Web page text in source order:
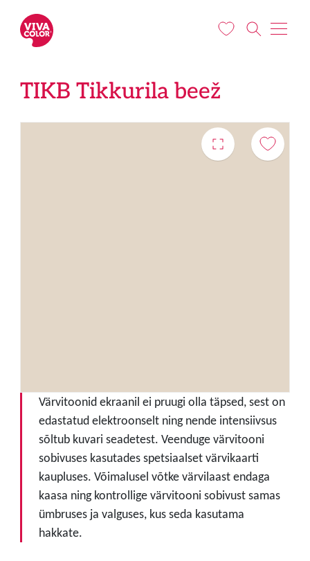
TIKB Tikkurila beež
Värvitoonid ekraanil ei pruugi olla täpsed, sest on
edastatud elektroonselt ning nende intensiivsus
sõltub kuvari seadetest. Veenduge värvitooni
sobivuses kasutades spetsiaalset värvikaarti
kaupluses. Võimalusel võtke värvilaast endaga
kaasa ning kontrollige värvitooni sobivust samas
ümbruses ja valguses, kus seda kasutama
hakkate.